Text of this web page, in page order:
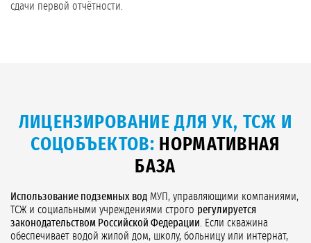
сдачи первой отчётности.
ЛИЦЕНЗИРОВАНИЕ ДЛЯ УК, ТСЖ И
СОЦОБЪЕКТОВ: НОРМАТИВНАЯ
БАЗА
Использование подземных вод МУП, управляющими компаниями,
ТСЖ и социальными учреждениями строго регулируется
законодательством Российской Федерации . Если скважина
обеспечивает водой жилой дом, школу, больницу или интернат,